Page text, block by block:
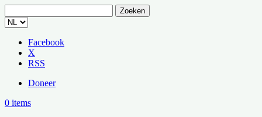
naar:
Facebook
X
RSS
Doneer
0 items